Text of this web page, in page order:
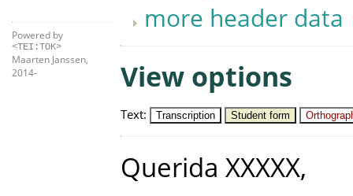
Powered by
<TEI:TOK>
Maarten Janssen,
2014-
more header data
View options
Text: Transcription Student form
Querida XXXXX,